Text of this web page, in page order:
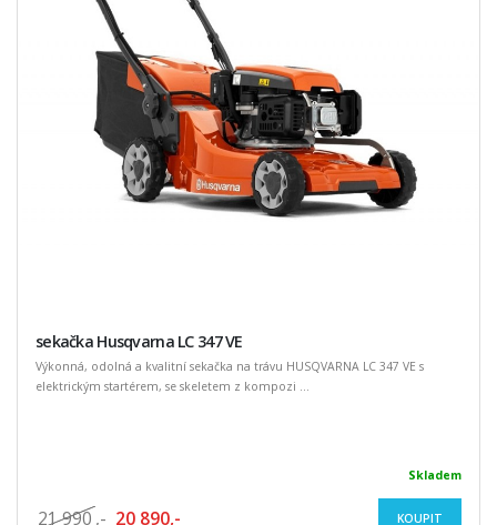
sekačka Husqvarna LC 347 VE
Výkonná, odolná a kvalitní sekačka na trávu HUSQVARNA LC 347 VE s
elektrickým startérem, se skeletem z kompozi ...
Skladem
21 990 ,- 20 890,- KOUPIT